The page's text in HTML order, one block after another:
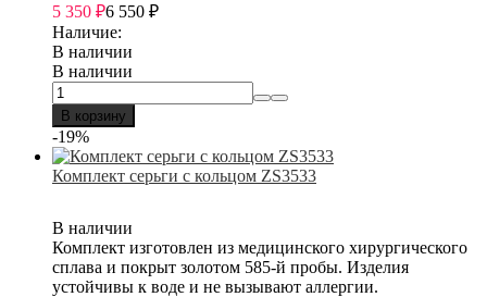
5 350 ₽6 550 ₽
Наличие:
В наличии
В наличии
В корзину
-19%
Комплект серьги с кольцом ZS3533
В наличии
Комплект изготовлен из медицинского хирургического
сплава и покрыт золотом 585-й пробы. Изделия
устойчивы к воде и не вызывают аллергии.